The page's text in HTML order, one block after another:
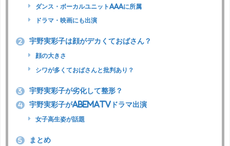
ダンス・ボーカルユニットAAAに所属
ドラマ・映画にも出演
2 宇野実彩子は顔がデカくておばさん？
顔の大きさ
シワが多くておばさんと批判あり？
3 宇野実彩子が劣化して整形？
4 宇野実彩子がAbemaTVドラマ出演
女子高生姿が話題
5 まとめ